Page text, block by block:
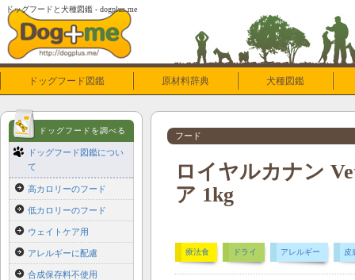
ドッグフードと犬種図鑑 - dogplus.me
ドッグフード図鑑 原材料辞典 犬種図鑑
フード
ロイヤルカナン
ア 1kg
療法食 ドライ アレルギー 皮
ドッグフードを調べる
ドッグフード図鑑につい
て
高カロリーのフード
低カロリーのフード
ウェイトケア用
アレルギーに配慮
合成保存料不使用